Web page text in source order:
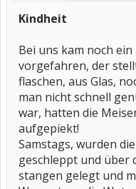
Kindheit
Bei uns kam noch
vorgefahren, der
flaschen, aus Glas,
man nicht schnell
war, hatten die
aufgepiekt!
Samstags, wurden
geschleppt und über
stangen gelegt und